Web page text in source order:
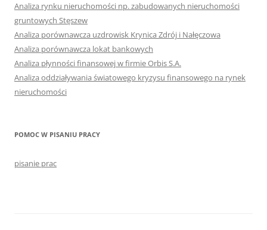
Analiza rynku nieruchomości np. zabudowanych nieruchomości
gruntowych Stęszew
Analiza porównawcza uzdrowisk Krynica Zdrój i Nałęczowa
Analiza porównawcza lokat bankowych
Analiza płynności finansowej w firmie Orbis S.A.
Analiza oddziaływania światowego kryzysu finansowego na rynek
nieruchomości
POMOC W PISANIU PRACY
pisanie prac